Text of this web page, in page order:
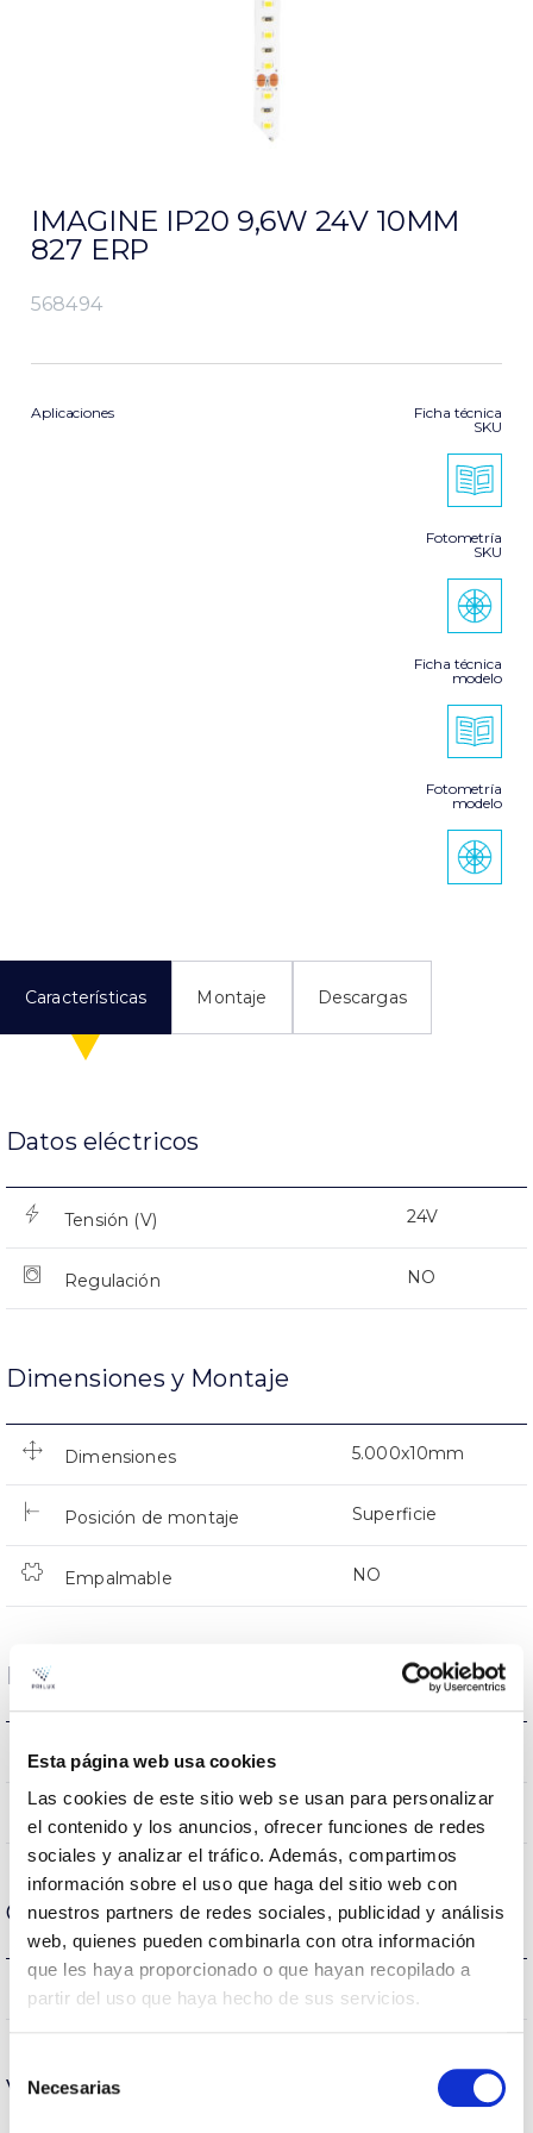
Esta página web usa cookies
Las cookies de este sitio web se usan para personalizar
el contenido y los anuncios, ofrecer funciones de redes
sociales y analizar el tráfico. Además, compartimos
información sobre el uso que haga del sitio web con
nuestros partners de redes sociales, publicidad y análisis
web, quienes pueden combinarla con otra información
que les haya proporcionado o que hayan recopilado a
partir del uso que haya hecho de sus servicios.
de Necesarias
IMAGINE IP20 9,6W 24V 10MM
827 ERP
568494
Aplicaciones
Ficha técnica
SKU
Fotometría
SKU
Ficha técnica
modelo
Fotometría
modelo
Características Montaje Descargas
Datos eléctricos
Tensión (V) 24V
Regulación NO
Dimensiones y Montaje
Dimensiones 5.000x10mm
Posición de montaje Superficie
Empalmable NO
Datos ópticos
Temperatura de color
CRI Índice de repr. cromática 80
Carcasa y Acabado
IP Índice de estanqueidad
Vida